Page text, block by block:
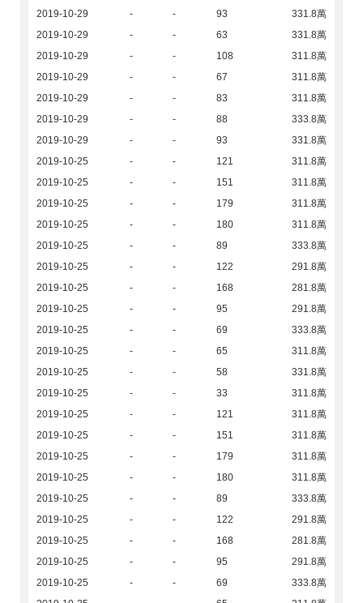
2019-10-29
- - 93
331.8萬
2019-10-29
- - 63
331.8萬
2019-10-29
- - 108
311.8萬
2019-10-29
- - 67
311.8萬
2019-10-29
- - 83
311.8萬
2019-10-29
- - 88
333.8萬
2019-10-29
- - 93
331.8萬
2019-10-25
- - 121
311.8萬
2019-10-25
- - 151
311.8萬
2019-10-25
- - 179
311.8萬
2019-10-25
- - 180
311.8萬
2019-10-25
- - 89
333.8萬
2019-10-25
- - 122
291.8萬
2019-10-25
- - 168
281.8萬
2019-10-25
- - 95
291.8萬
2019-10-25
- - 69
333.8萬
2019-10-25
- - 65
311.8萬
2019-10-25
- - 58
331.8萬
2019-10-25
- - 33
311.8萬
2019-10-25
- - 121
311.8萬
2019-10-25
- - 151
311.8萬
2019-10-25
- - 179
311.8萬
2019-10-25
- - 180
311.8萬
2019-10-25
- - 89
333.8萬
2019-10-25
- - 122
291.8萬
2019-10-25
- - 168
281.8萬
2019-10-25
- - 95
291.8萬
2019-10-25
- - 69
333.8萬